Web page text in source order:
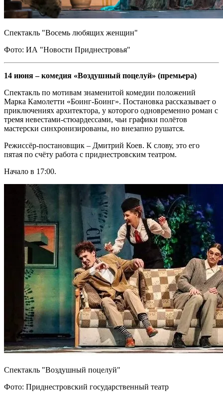
Спектакль "Восемь любящих женщин"
Фото: ИА "Новости Приднестровья"
14 июня – комедия «Воздушный поцелуй» (премьера)
Спектакль по мотивам знаменитой комедии положений
Марка Камолетти «Боинг-Боинг». Постановка рассказывает о
приключениях архитектора, у которого одновременно роман с
тремя невестами-стюардессами, чьи графики полётов
мастерски синхронизированы, но внезапно рушатся.
Режиссёр-постановщик – Дмитрий Коев. К слову, это его
пятая по счёту работа с приднестровским театром.
Начало в 17:00.
Спектакль "Воздушный поцелуй"
Фото: Приднестровский государственный театр